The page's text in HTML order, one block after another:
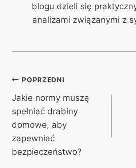
blogu dzieli się
analizami związanymi z
Nawigacja
wpisu
POPRZEDNI
Jakie normy muszą
spełniać drabiny
domowe, aby
zapewniać
bezpieczeństwo?